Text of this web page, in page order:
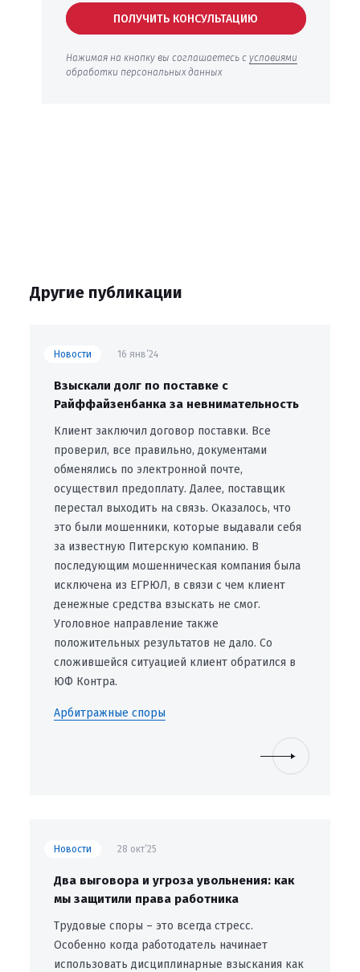
ПОЛУЧИТЬ КОНСУЛЬТАЦИЮ
Нажимая на кнопку вы соглашаетесь с условиями
обработки персональных данных
Другие публикации
Новости 16 янв’24
Взыскали долг по поставке с
Райффайзенбанка за невнимательность
Клиент заключил договор поставки. Все
проверил, все правильно, документами
обменялись по электронной почте,
осуществил предоплату. Далее, поставщик
перестал выходить на связь. Оказалось, что
это были мошенники, которые выдавали себя
за известную Питерскую компанию. В
последующим мошенническая компания была
исключена из ЕГРЮЛ, в связи с чем клиент
денежные средства взыскать не смог.
Уголовное направление также
положительных результатов не дало. Со
сложившейся ситуацией клиент обратился в
ЮФ Контра.
Арбитражные споры
Новости 28 окт’25
Два выговора и угроза увольнения: как
мы защитили права работника
Трудовые споры – это всегда стресс.
Особенно когда работодатель начинает
использовать дисциплинарные взыскания как